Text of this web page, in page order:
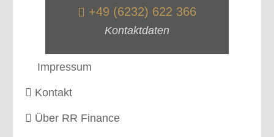
+49 (6232) 622 366
Kontaktdaten
Impressum
Kontakt
Über RR Finance